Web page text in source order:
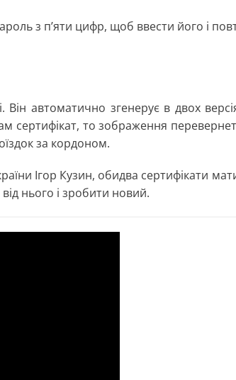
з п’яти цифр, щоб ввести його і
автоматично згенерує в двох
то зображення
за кордоном.
Ігор Кузин, обидва сертифікати
нього і зробити новий.